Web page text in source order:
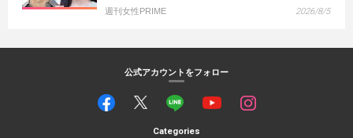
週刊女性PRIME 2026/8/5
公式アカウントをフォロー
Categories